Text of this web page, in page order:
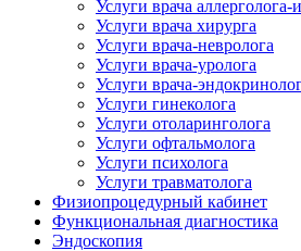
Услуги врача
Услуги врача хирурга
Услуги врача-невролога
Услуги врача-уролога
Услуги врача-
Услуги гинеколога
Услуги отоларинголога
Услуги офтальмолога
Услуги психолога
Услуги травматолога
Физиопроцедурный кабинет
Функциональная диагностика
Эндоскопия